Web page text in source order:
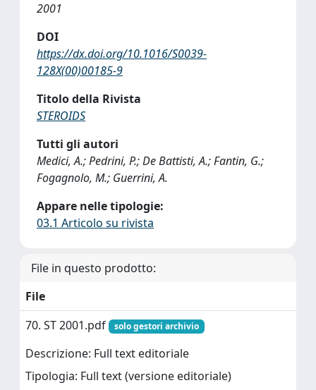
2001
DOI
https://dx.doi.org/10.1016/S0039-
128X(00)00185-9
Titolo della Rivista
STEROIDS
Tutti gli autori
Medici, A.; Pedrini, P.; De Battisti, A.; Fantin, G.;
Fogagnolo, M.; Guerrini, A.
Appare nelle tipologie:
03.1 Articolo su rivista
File in questo prodotto:
File
70. ST 2001.pdf
solo gestori archivio
Descrizione: Full text editoriale
Tipologia: Full text (versione editoriale)